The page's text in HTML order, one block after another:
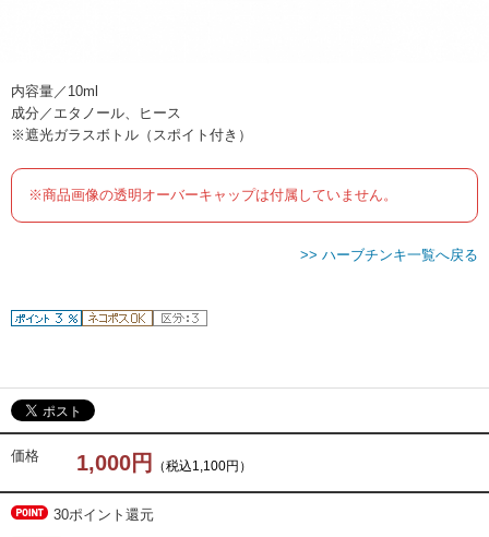
内容量／10ml
成分／エタノール、ヒース
※遮光ガラスボトル（スポイト付き）
※商品画像の透明オーバーキャップは付属していません。
>> ハーブチンキ一覧へ戻る
価格 1,000円 （税込1,100円）
30ポイント還元